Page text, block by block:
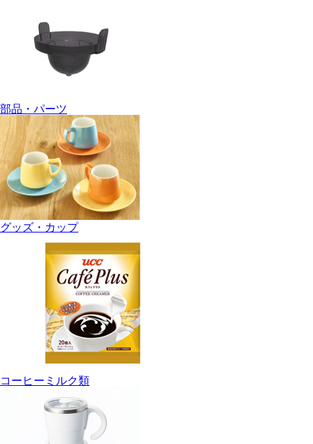
部品・パーツ
グッズ・カップ
コーヒーミルク類